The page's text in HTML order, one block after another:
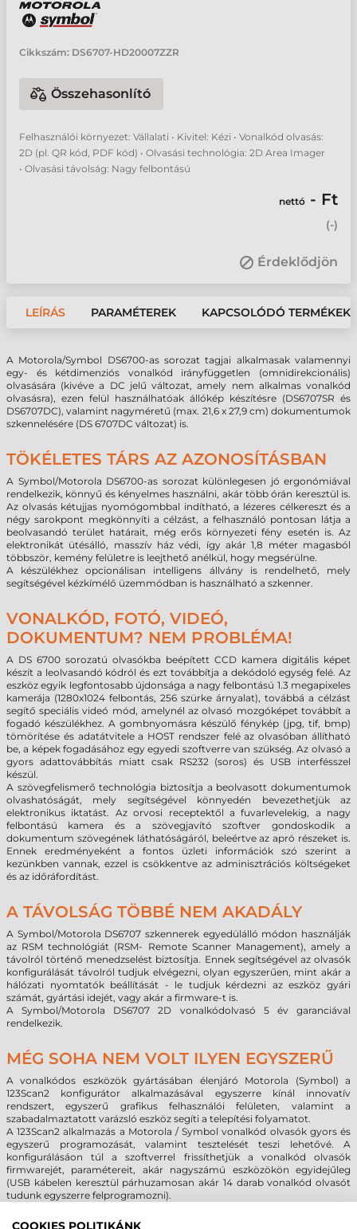
Cikkszám: DS6707-HD20007ZZR
Összehasonlító
Felhasználói környezet: Vállalati • Kivitel: Kézi • Vonalkód olvasás:
2D (pl. QR kód, PDF kód) • Olvasási technológia: 2D Area Imager
• Olvasási távolság: Nagy felbontású
nettó - Ft
(-)
Érdeklődjön
LEÍRÁS PARAMÉTEREK KAPCSOLÓDÓ TERMÉKEK
A Motorola/Symbol DS6700-as sorozat tagjai alkalmasak valamennyi
egy- és kétdimenziós vonalkód irányfüggetlen (omnidirekcionális)
olvasására (kivéve a DC jelű változat, amely nem alkalmas vonalkód
olvasásra), ezen felül használhatóak állókép készítésre (DS6707SR és
DS6707DC), valamint nagyméretű (max. 21,6 x 27,9 cm) dokumentumok
szkennelésére (DS 6707DC változat) is.
TÖKÉLETES TÁRS AZ AZONOSÍTÁSBAN
A Symbol/Motorola DS6700-as sorozat különlegesen jó ergonómiával
rendelkezik, könnyű és kényelmes használni, akár több órán keresztül is.
Az olvasás kétujjas nyomógombbal indítható, a lézeres célkereszt és a
négy sarokpont megkönnyíti a célzást, a felhasználó pontosan látja a
beolvasandó terület határait, még erős környezeti fény esetén is. Az
elektronikát ütésálló, masszív ház védi, így akár 1,8 méter magasból
többször, kemény felületre is leejthető anélkül, hogy megsérülne.
A készülékhez opcionálisan intelligens állvány is rendelhető, mely
segítségével kézkímélő üzemmódban is használható a szkenner.
VONALKÓD, FOTÓ, VIDEÓ,
DOKUMENTUM? NEM PROBLÉMA!
A DS 6700 sorozatú olvasókba beépített CCD kamera digitális képet
készít a leolvasandó kódról és ezt továbbítja a dekódoló egység felé. Az
eszköz egyik legfontosabb újdonsága a nagy felbontású 1.3 megapixeles
kamerája (1280x1024 felbontás, 256 szürke árnyalat), továbbá a célzást
segítő speciális videó mód, amelynél az olvasó mozgóképet továbbít a
fogadó készülékhez. A gombnyomásra készülő fénykép (jpg, tif, bmp)
tömörítése és adatátvitele a HOST rendszer felé az olvasóban állítható
be, a képek fogadásához egy egyedi szoftverre van szükség. Az olvasó a
gyors adattovábbítás miatt csak RS232 (soros) és USB interfésszel
készül.
A szövegfelismerő technológia biztosítja a beolvasott dokumentumok
olvashatóságát, mely segítségével könnyedén bevezethetjük az
elektronikus iktatást. Az orvosi receptektől a fuvarlevelekig, a nagy
felbontású kamera és a szövegjavító szoftver gondoskodik a
dokumentum szövegének láthatóságáról, beleértve az apró részeket is.
Ennek eredményeként a fontos üzleti információk szó szerint a
kezünkben vannak, ezzel is csökkentve az adminisztrációs költségeket
és az időráfordítást.
A TÁVOLSÁG TÖBBÉ NEM AKADÁLY
A Symbol/Motorola DS6707 szkennerek egyedülálló módon használják
az RSM technológiát (RSM- Remote Scanner Management), amely a
távolról történő menedzselést biztosítja. Ennek segítségével az olvasók
konfigurálását távolról tudjuk elvégezni, olyan egyszerűen, mint akár a
hálózati nyomtatók beállítását - le tudjuk kérdezni az eszköz gyári
számát, gyártási idejét, vagy akár a firmware-t is.
A Symbol/Motorola DS6707 2D vonalkódolvasó 5 év garanciával
rendelkezik.
MÉG SOHA NEM VOLT ILYEN EGYSZERŰ
A vonalkódos eszközök gyártásában élenjáró Motorola (Symbol) a
123Scan2 konfigurátor alkalmazásával egyszerre kínál innovatív
rendszert, egyszerű grafikus felhasználói felületen, valamint a
szabadalmaztatott varázsló eszköz segíti a telepítési folyamatot.
A 123Scan2 alkalmazás a Motorola / Symbol vonalkód olvasók gyors és
egyszerű programozását, valamint tesztelését teszi lehetővé. A
konfigurálásáon túl a szoftverrel frissíthetjük a vonalkód olvasók
firmwarejét, paramétereit, akár nagyszámú eszközökön egyidejűleg
(USB kábelen keresztül párhuzamosan akár 14 darab vonalkód olvasót
tudunk egyszerre felprogramozni).
kábelen keresztül is programozhatjuk különféle Motorola / Symbol
COOKIES POLITIKÁNK